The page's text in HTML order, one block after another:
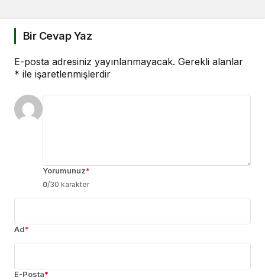
Bir Cevap Yaz
E-posta adresiniz yayınlanmayacak. Gerekli alanlar
* ile işaretlenmişlerdir
Yorumunuz*
0/30 karakter
Ad*
E-Posta*